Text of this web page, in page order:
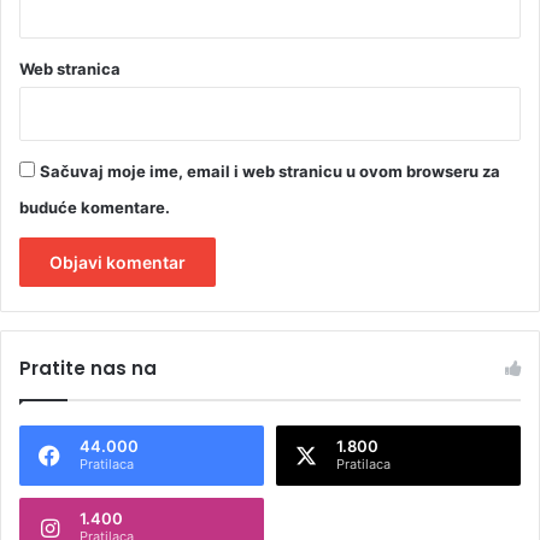
Web stranica
Sačuvaj moje ime, email i web stranicu u ovom browseru za
buduće komentare.
t
n
Pratite nas na
44.000
Pratilaca
1.800
Pratilaca
1.400